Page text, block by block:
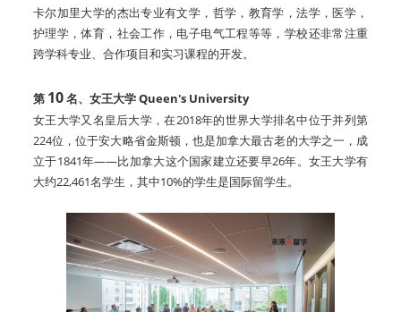
卡尔加里大学的杰出专业有文学，哲学，教育学，法学，医学，
护理学，体育，社会工作，电子电气工程等等，学校还非常注重
跨学科专业、合作项目和实习课程的开发。
第 10名、女王大学 Queen's University
女王大学又名皇后大学，在2018年的世界大学排名中位于并列第
224位，位于安大略省金斯顿，也是加拿大最古老的大学之一，成
立于1841年——比加拿大这个国家建立还要早26年。女王大学有
大约22,461名学生，其中10%的学生是国际留学生。